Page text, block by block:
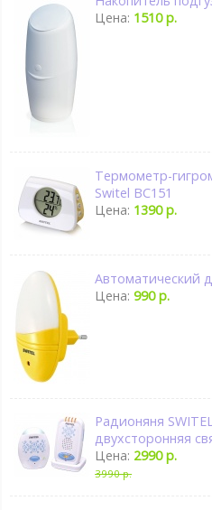
Цена: 1510 р.
Термометр-
Switel BC151
Цена: 1390 р.
Автоматический
Цена:990 р.
Радионяня
двухсторонняя
Цена: 2990 р.
3990 р.